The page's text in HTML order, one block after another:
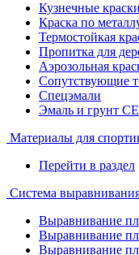
Кузнечные краски
Краска по
Термостойкая
Пропитка для
Аэрозольная
Сопутствующие
Спецэмали
Эмаль и грунт
Материалы для
Перейти в раздел
Система
Выравнивание
Выравнивание
Выравнивание